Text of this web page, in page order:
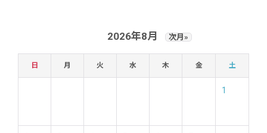
2026年8月 次月»
日 月 火 水 木 金 土
1